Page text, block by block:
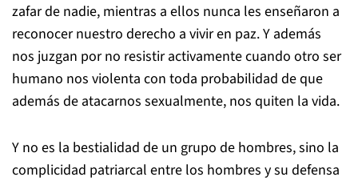
zafar de nadie, mientras a ellos nunca les enseñaron a
reconocer nuestro derecho a vivir en paz. Y además
nos juzgan por no resistir activamente cuando otro ser
humano nos violenta con toda probabilidad de que
además de atacarnos sexualmente, nos quiten la vida.
Y no es la bestialidad de un grupo de hombres, sino la
complicidad patriarcal entre los hombres y su defensa